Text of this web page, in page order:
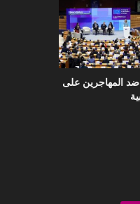
المهاجرين على